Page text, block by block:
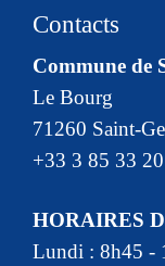
Contacts
Commune de
Le Bourg
71260 Saint-
+33 3 85 33 20
HORAIRES
Lundi : 8h45 -